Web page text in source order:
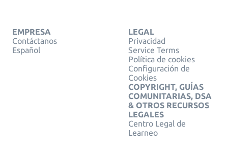
EMPRESA
Contáctanos
Español
LEGAL
Privacidad
Service Terms
Política de cookies
Configuración de
Cookies
COPYRIGHT, GUÍAS
COMUNITARIAS, DSA
& OTROS RECURSOS
LEGALES
Centro Legal de
Learneo